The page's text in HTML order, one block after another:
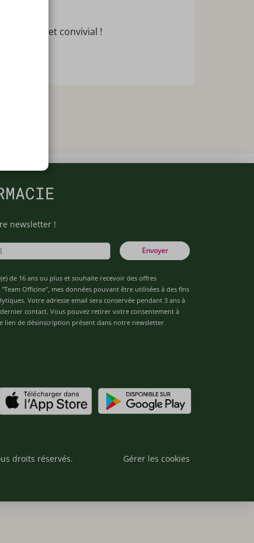
moderne et convivial !
newsletter !
Envoyer
de 16 ans ou plus et souhaite recevoir des offres
Officine", mes données pouvant être utilisées à des fins
Votre adresse email sera conservée pendant 3 ans à
contact. Vous pouvez retirer votre consentement à
lien de désinscription présent dans notre newsletter.
droits réservés. Gérer les cookies